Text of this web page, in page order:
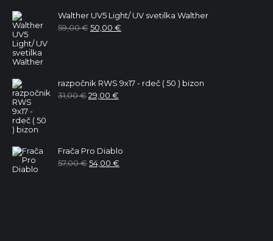
Walther UV5 Light/ UV svetilka Walther
59,00€ Izvirna
50,00 €
razpočnik RWS 9x17 - rdeč ( 50 ) bizon
31,00€Izvirna
29,00 €
Frača Pro Diablo
57,00€ Izvirna
54,00 €